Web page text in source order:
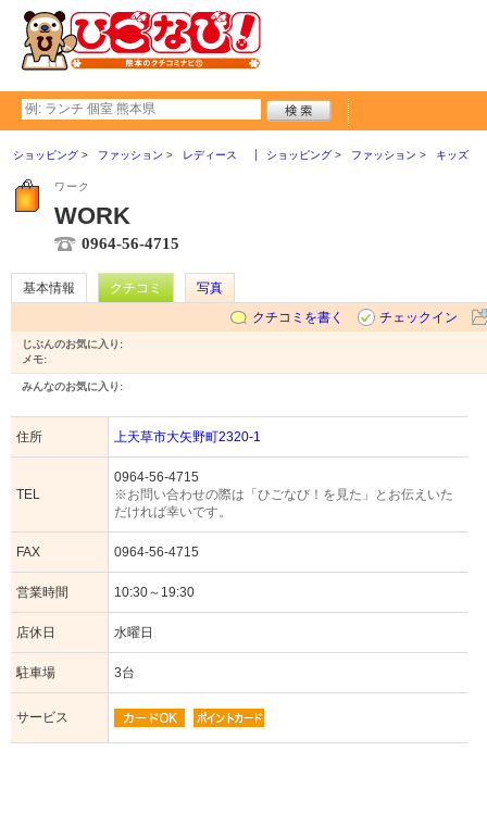
ショッピング ファッション レディース ショッピング ファッション キッズ
ワーク
WORK
0964-56-4715
基本情報 クチコミ
写真
クチコミを書く
チェックイン
じぶんのお気に入り:
メモ:
みんなのお気に入り:
住所 上天草市大矢野町2320-1
TEL
0964-56-4715
※お問い合わせの際は「ひごなび！を見た」とお伝えいた
だければ幸いです。
FAX 0964-56-4715
営業時間 10:30～19:30
店休日 水曜日
駐車場 3台
サービス